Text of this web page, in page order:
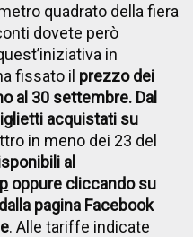
quadrato della fiera
dovete però
in
fissato il prezzo dei
al 30 settembre. Dal
acquistati su
in meno dei 23 del
al
oppure cliccando su
pagina Facebook
. Alle tariffe indicate